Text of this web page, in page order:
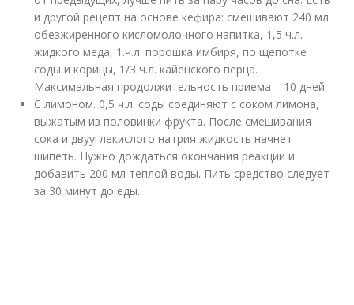
и другой рецепт на основе кефира: смешивают 240 мл
обезжиренного кисломолочного напитка, 1,5 ч.л.
жидкого меда, 1.ч.л. порошка имбиря, по щепотке
соды и корицы, 1/3 ч.л. кайенского перца.
Максимальная продолжительность приема – 10 дней.
С лимоном. 0,5 ч.л. соды соединяют с соком лимона,
выжатым из половинки фрукта. После смешивания
сока и двууглекислого натрия жидкость начнет
шипеть. Нужно дождаться окончания реакции и
добавить 200 мл теплой воды. Пить средство следует
за 30 минут до еды.